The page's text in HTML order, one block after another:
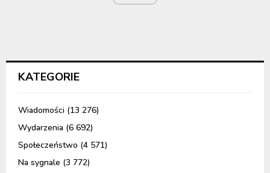
KATEGORIE
Wiadomości (13 276)
Wydarzenia (6 692)
Społeczeństwo (4 571)
Na sygnale (3 772)